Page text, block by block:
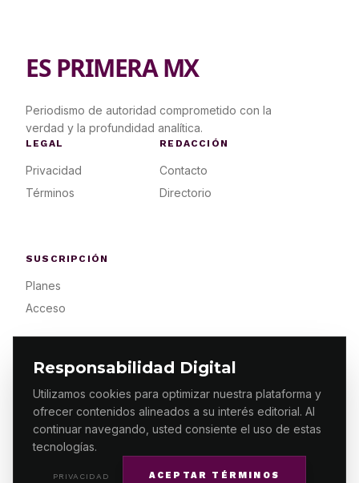
Responsabilidad Digital
Utilizamos cookies para optimizar nuestra plataforma y
ofrecer contenidos alineados a su interés editorial. Al
continuar navegando, usted consiente el uso de estas
tecnologías.
PRIVACIDAD ACEPTAR TÉRMINOS
ES PRIMERA MX
Periodismo de autoridad comprometido con la
verdad y la profundidad analítica.
LEGAL
Privacidad
Términos
REDACCIÓN
Contacto
Directorio
SUSCRIPCIÓN
Planes
Acceso
© 2026 ES PRIMERA MX. ALGUNOS DERECHOS
RESERVADOS / DESIGNMAKING.MX